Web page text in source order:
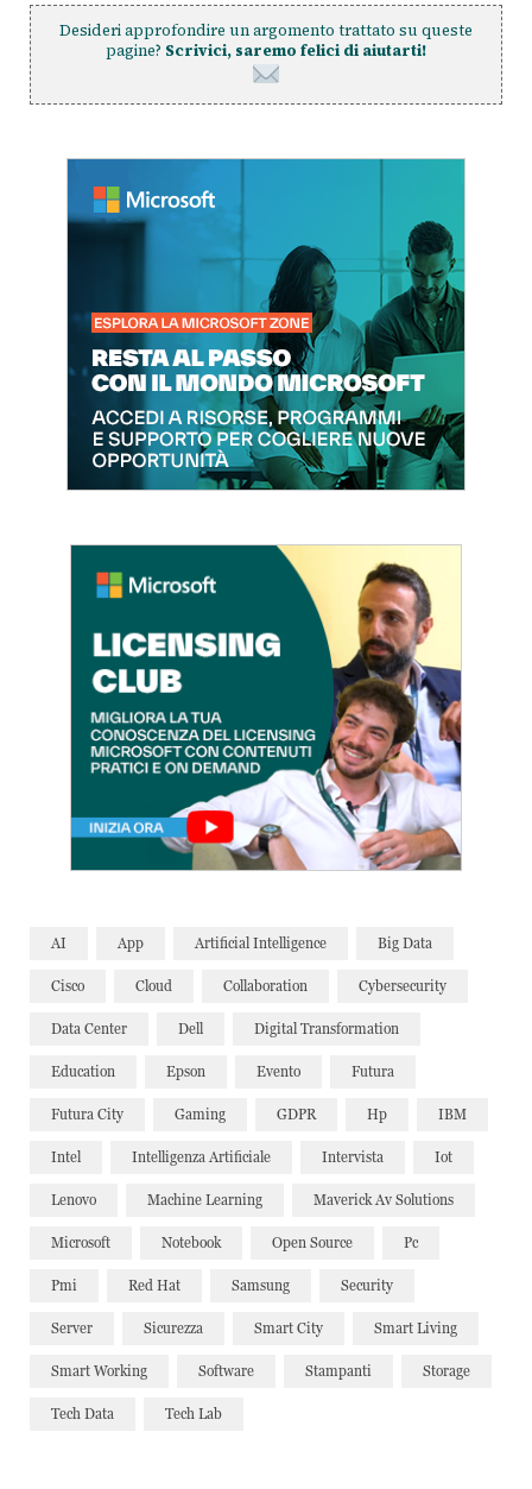
Desideri approfondire un argomento trattato su queste
pagine? Scrivici, saremo felici di aiutarti!
AI App Artificial Intelligence Big Data
Cisco Cloud Collaboration Cybersecurity
Data Center Dell Digital Transformation
Education Epson Evento Futura
Futura City Gaming GDPR Hp IBM
Intel Intelligenza Artificiale Intervista Iot
Lenovo Machine Learning Maverick Av Solutions
Microsoft Notebook Open Source Pc
Pmi Red Hat Samsung Security
Server Sicurezza Smart City Smart Living
Smart Working Software Stampanti Storage
Tech Data Tech Lab